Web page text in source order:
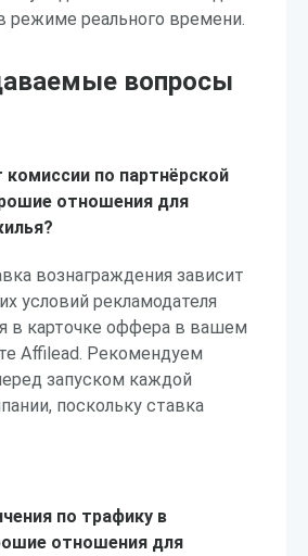
режиме реального времени.
вопросы
комиссии по партнёрской
отношения для
вознаграждения зависит
условий рекламодателя
в карточке оффера в вашем
Affilead. Рекомендуем
запуском каждой
поскольку ставка
по трафику в
отношения для